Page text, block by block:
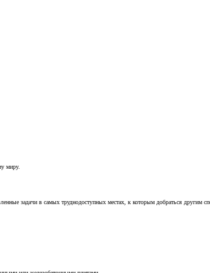
миру.
задачи в самых труднодоступных местах, к которым добраться другим